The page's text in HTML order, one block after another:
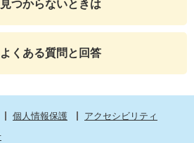
見つからないときは
よくある質問と回答
個人情報保護
アクセシビリティ